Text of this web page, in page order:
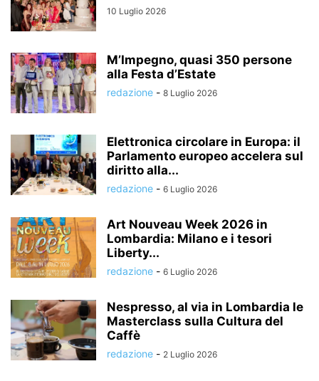
10 Luglio 2026
M’Impegno, quasi 350 persone
alla Festa d’Estate
redazione - 8 Luglio 2026
Elettronica circolare in Europa: il
Parlamento europeo accelera sul
diritto alla...
redazione - 6 Luglio 2026
Art Nouveau Week 2026 in
Lombardia: Milano e i tesori
Liberty...
redazione - 6 Luglio 2026
Nespresso, al via in Lombardia le
Masterclass sulla Cultura del
Caffè
redazione - 2 Luglio 2026